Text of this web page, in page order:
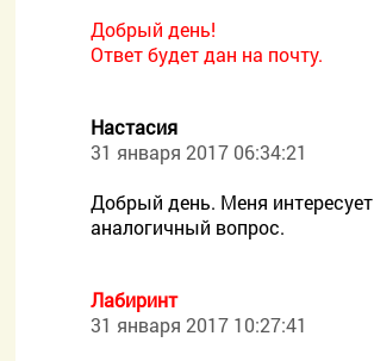
Добрый день!
Ответ будет дан на почту.
Настасия
31 января 2017 06:34:21
Добрый день. Меня интересует
аналогичный вопрос.
Лабиринт
31 января 2017 10:27:41